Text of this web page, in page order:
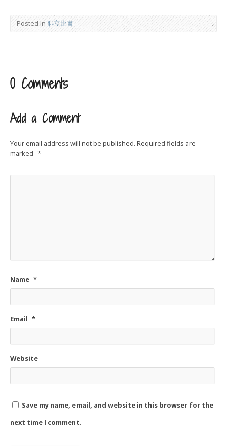
Posted in 腓立比書
0 Comments
Add a Comment
Your email address will not be published. Required fields are
marked *
Name *
Email *
Website
Save my name, email, and website in this browser for the
next time I comment.